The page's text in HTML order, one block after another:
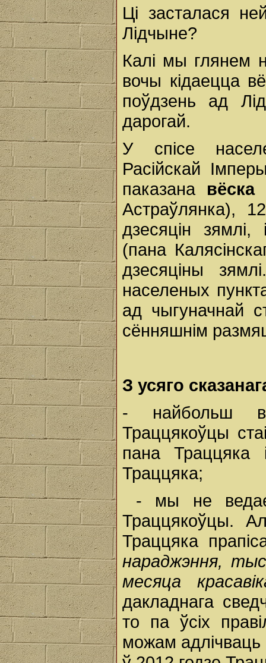
Ці засталася
Лідчыне?
Калі мы глянем
вочы кідаецца
поўдзень ад
дарогай.
У спісе
Расійскай
паказана вёска
Астраўлянка),
дзесяцін
(пана
дзесяціны
населеных
ад чыгуначнай
сённяшнім
З усяго
- найбольш
Траццякоўцы
пана Траццяка
Траццяка;
- мы не
Траццякоўцы.
Траццяка
нараджэння,
месяца
дакладнага
то па ўсіх
можам адлічваць